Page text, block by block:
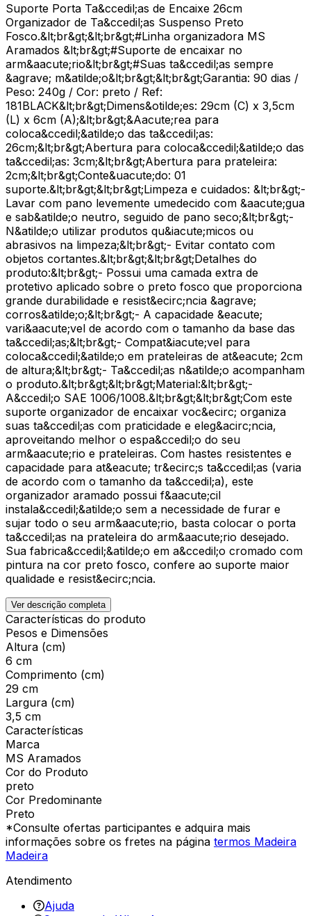
Suporte Porta Ta&ccedil;as de Encaixe 26cm
Organizador de Ta&ccedil;as Suspenso Preto
Fosco.&lt;br&gt;&lt;br&gt;#Linha organizadora MS
Aramados &lt;br&gt;#Suporte de encaixar no
arm&aacute;rio&lt;br&gt;#Suas ta&ccedil;as sempre
&agrave; m&atilde;o&lt;br&gt;&lt;br&gt;Garantia: 90 dias /
Peso: 240g / Cor: preto / Ref:
181BLACK&lt;br&gt;Dimens&otilde;es: 29cm (C) x 3,5cm
(L) x 6cm (A);&lt;br&gt;&Aacute;rea para
coloca&ccedil;&atilde;o das ta&ccedil;as:
26cm;&lt;br&gt;Abertura para coloca&ccedil;&atilde;o das
ta&ccedil;as: 3cm;&lt;br&gt;Abertura para prateleira:
2cm;&lt;br&gt;Conte&uacute;do: 01
suporte.&lt;br&gt;&lt;br&gt;Limpeza e cuidados: &lt;br&gt;-
Lavar com pano levemente umedecido com &aacute;gua
e sab&atilde;o neutro, seguido de pano seco;&lt;br&gt;-
N&atilde;o utilizar produtos qu&iacute;micos ou
abrasivos na limpeza;&lt;br&gt;- Evitar contato com
objetos cortantes.&lt;br&gt;&lt;br&gt;Detalhes do
produto:&lt;br&gt;- Possui uma camada extra de
protetivo aplicado sobre o preto fosco que proporciona
grande durabilidade e resist&ecirc;ncia &agrave;
corros&atilde;o;&lt;br&gt;- A capacidade &eacute;
vari&aacute;vel de acordo com o tamanho da base das
ta&ccedil;as;&lt;br&gt;- Compat&iacute;vel para
coloca&ccedil;&atilde;o em prateleiras de at&eacute; 2cm
de altura;&lt;br&gt;- Ta&ccedil;as n&atilde;o acompanham
o produto.&lt;br&gt;&lt;br&gt;Material:&lt;br&gt;-
A&ccedil;o SAE 1006/1008.&lt;br&gt;&lt;br&gt;Com este
suporte organizador de encaixar voc&ecirc; organiza
suas ta&ccedil;as com praticidade e eleg&acirc;ncia,
aproveitando melhor o espa&ccedil;o do seu
arm&aacute;rio e prateleiras. Com hastes resistentes e
capacidade para at&eacute; tr&ecirc;s ta&ccedil;as (varia
de acordo com o tamanho da ta&ccedil;a), este
organizador aramado possui f&aacute;cil
instala&ccedil;&atilde;o sem a necessidade de furar e
sujar todo o seu arm&aacute;rio, basta colocar o porta
ta&ccedil;as na prateleira do arm&aacute;rio desejado.
Sua fabrica&ccedil;&atilde;o em a&ccedil;o cromado com
pintura na cor preto fosco, confere ao suporte maior
qualidade e resist&ecirc;ncia.
Ver descrição completa
Características do produto
Pesos e Dimensões
Altura (cm)
6 cm
Comprimento (cm)
29 cm
Largura (cm)
3,5 cm
Características
Marca
MS Aramados
Cor do Produto
preto
Cor Predominante
Preto
*Consulte ofertas participantes e adquira mais
informações sobre os fretes na página termos Madeira
Madeira
Atendimento
Ajuda